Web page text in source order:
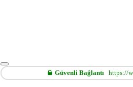
Güvenli Bağlantı https://